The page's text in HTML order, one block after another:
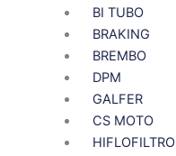
BI TUBO
BRAKING
BREMBO
DPM
GALFER
CS MOTO
HIFLOFILTRO